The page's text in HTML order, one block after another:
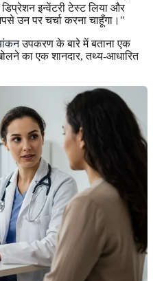
इन्वेंटरी टेस्ट लिया और
उन पर चर्चा करना चाहूँगा।"
उपकरण के बारे में बताना एक
का एक शानदार, तथ्य-आधारित